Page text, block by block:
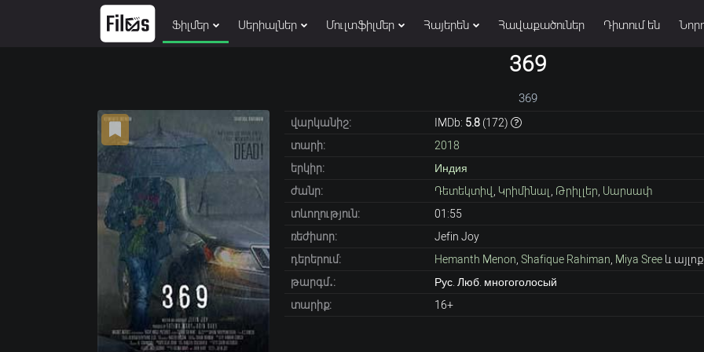
Ֆիլմեր Սերիալներ Մուլտֆիլմեր Հայերեն Հավաքածուներ Դիտում են
369
369
վարկանիշ: IMDb: 5.8(172)
տարի:
2018
երկիր:
Индия
ժանր:
Դետեկտիվ Կրիմինալ Թրիլլեր Սարսափ
տևողություն:
01:55
ռեժիսոր:
Jefin Joy
դերերում:
Hemanth Menon Shafique Rahiman Miya Sreeև այլոք
թարգմ․:
Рус. Люб. многоголосый
տարիք:
16+